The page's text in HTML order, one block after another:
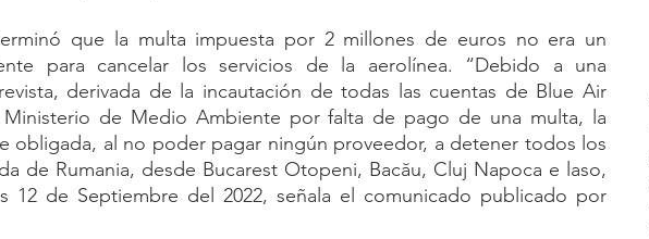
que la multa impuesta por 2 millones de euros no era un
para cancelar los servicios de la aerolínea. “Debido a una
derivada de la incautación de todas las cuentas de Blue Air
de Medio Ambiente por falta de pago de una multa, la
obligada, al no poder pagar ningún proveedor, a detener todos los
de Rumania, desde Bucarest Otopeni, Bacău, Cluj Napoca e laso,
12 de Septiembre del 2022, señala el comunicado publicado por